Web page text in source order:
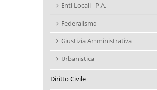
Enti Locali - P.A.
Federalismo
Giustizia Amministrativa
Urbanistica
Diritto Civile